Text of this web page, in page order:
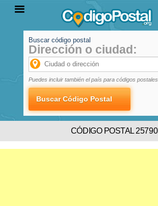
PROVINCIAS
LOCALIDADES
Buscar código postal
Dirección o ciudad:
Puedes incluir también el país para códigos
CÓDIGO POSTAL 25790